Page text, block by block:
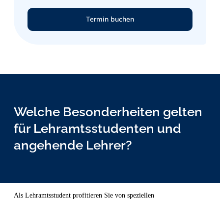
Termin buchen
Welche Besonderheiten gelten
für Lehr­amts­studen­ten und
angehende Lehrer?
Als Lehramtsstudent profitieren Sie von speziellen